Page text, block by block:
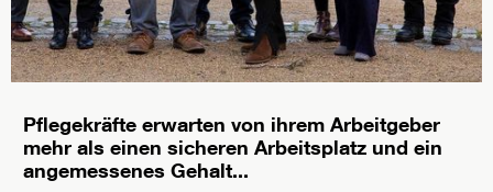
Pflegekräfte erwarten von ihrem Arbeitgeber
mehr als einen sicheren Arbeitsplatz und ein
angemessenes Gehalt...